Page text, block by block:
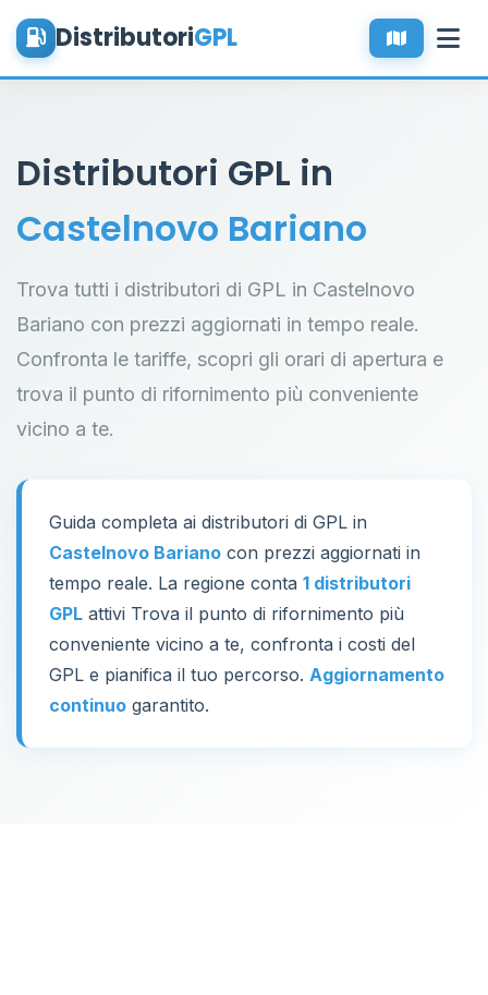
DistributoriGPL
Distributori GPL in
Castelnovo Bariano
Trova tutti i distributori di GPL in Castelnovo
Bariano con prezzi aggiornati in tempo reale.
Confronta le tariffe, scopri gli orari di apertura e
trova il punto di rifornimento più conveniente
vicino a te.
Guida completa ai distributori di GPL in
Castelnovo Bariano con prezzi aggiornati in
tempo reale. La regione conta 1 distributori
GPL attivi Trova il punto di rifornimento più
conveniente vicino a te, confronta i costi del
GPL e pianifica il tuo percorso. Aggiornamento
continuo garantito.